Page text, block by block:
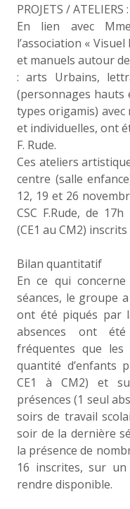
PROJETS /
En lien avec
l’association «
et manuels autour
: arts Urbains,
(personnages hauts
types origamis)
et individuelles, ont
F. Rude.
Ces ateliers
centre (salle
12, 19 et 26
CSC F.Rude, de
(CE1 au CM2)
Bilan quantitatif
En ce qui
séances, le groupe
ont été piqués par
absences ont
fréquentes que
quantité d’enfants
CE1 à CM2) et
présences (1 seul
soirs de travail
soir de la dernière
la présence de
16 inscrites, sur
rendre disponible.